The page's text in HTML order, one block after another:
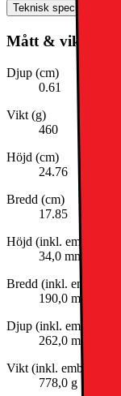
Teknisk specifikation
Mått & vikt
Djup (cm)
0.61
Vikt (g)
460
Höjd (cm)
24.76
Bredd (cm)
17.85
Höjd (inkl. emballage)
34,0 mm
Bredd (inkl. emballage)
190,0 mm
Djup (inkl. emballage)
262,0 mm
Vikt (inkl. emballage)
778,0 g